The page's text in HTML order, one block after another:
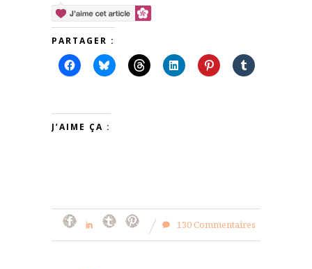
PARTAGER :
J’AIME ÇA :
130 Commentaires